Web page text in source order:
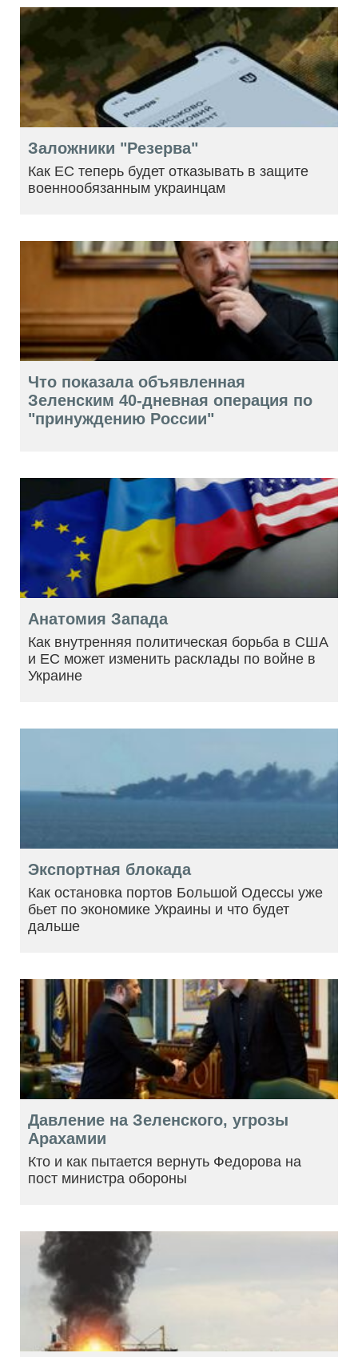
Заложники "Резерва"
Как ЕС теперь будет отказывать в защите
военнообязанным украинцам
Что показала объявленная
Зеленским 40-дневная операция по
"принуждению России"
Анатомия Запада
Как внутренняя политическая борьба в США
и ЕС может изменить расклады по войне в
Украине
Экспортная блокада
Как остановка портов Большой Одессы уже
бьет по экономике Украины и что будет
дальше
Давление на Зеленского, угрозы
Арахамии
Кто и как пытается вернуть Федорова на
пост министра обороны